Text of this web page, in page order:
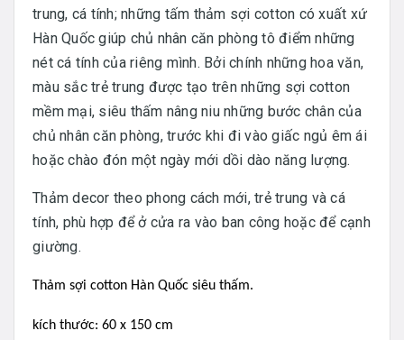
trung, cá tính; những tấm thảm sợi cotton có xuất xứ
Hàn Quốc giúp chủ nhân căn phòng tô điểm những
nét cá tính của riêng mình. Bởi chính những hoa văn,
màu sắc trẻ trung được tạo trên những sợi cotton
mềm mại, siêu thấm nâng niu những bước chân của
chủ nhân căn phòng, trước khi đi vào giấc ngủ êm ái
hoặc chào đón một ngày mới dồi dào năng lượng.
Thảm decor theo phong cách mới, trẻ trung và cá
tính, phù hợp để ở cửa ra vào ban công hoặc để cạnh
giường.
Thảm sợi cotton Hàn Quốc siêu thấm.
kích thước: 60 x 150 cm